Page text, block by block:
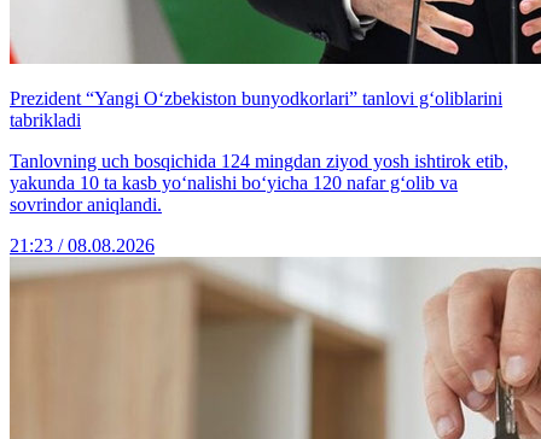
Prezident “Yangi O‘zbekiston bunyodkorlari” tanlovi g‘oliblarini
tabrikladi
Tanlovning uch bosqichida 124 mingdan ziyod yosh ishtirok etib,
yakunda 10 ta kasb yo‘nalishi bo‘yicha 120 nafar g‘olib va
sovrindor aniqlandi.
21:23 / 08.08.2026